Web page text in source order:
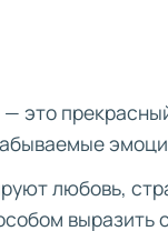
— это
любовь,
выразить